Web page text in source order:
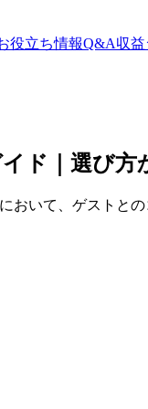
役立ち情報Q&A収
ド｜選び方
おいて、ゲストと